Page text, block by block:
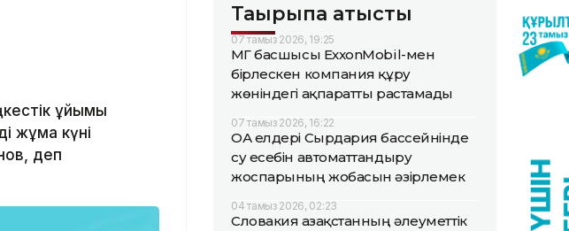
ұйымы
жұма күні
деп
Тақырыпқа қатысты
07 тамыз 2026, 19:25
ҚМГ басшысы ExxonMobil-мен
бірлескен компания құру
жөніндегі ақпаратты растамады
07 тамыз 2026, 16:22
ОА елдері Сырдария бассейнінде
су есебін автоматтандыру
жоспарының жобасын әзірлемек
04 тамыз 2026, 02:23
Словакия Қазақстанның әлеуметтік